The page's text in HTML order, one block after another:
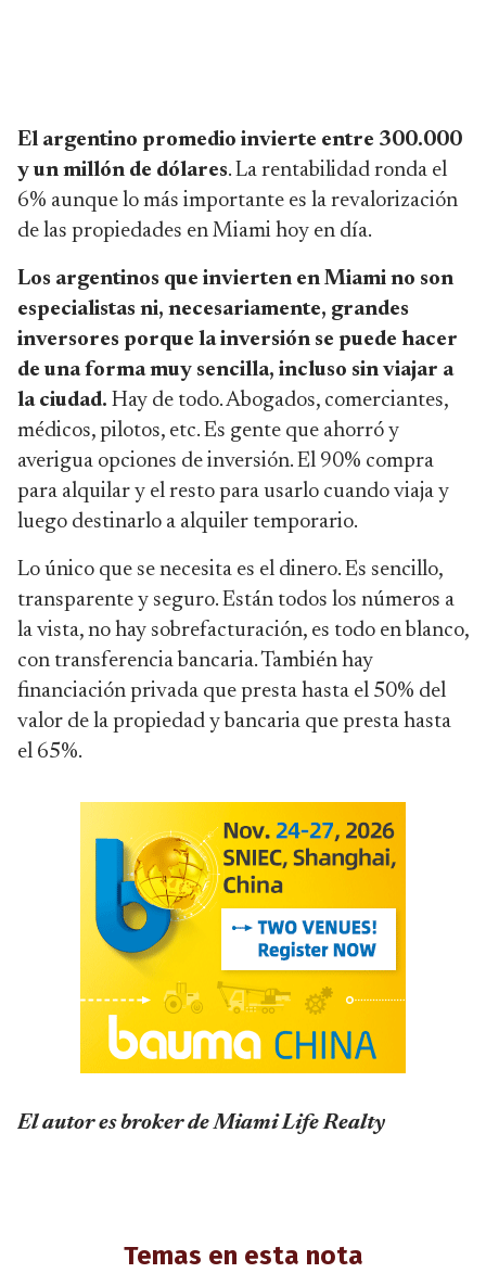
El argentino promedio invierte entre 300.000
y un millón de dólares. La rentabilidad ronda el
6% aunque lo más importante es la revalorización
de las propiedades en Miami hoy en día.
Los argentinos que invierten en Miami no son
especialistas ni, necesariamente, grandes
inversores porque la inversión se puede hacer
de una forma muy sencilla, incluso sin viajar a
la ciudad. Hay de todo. Abogados, comerciantes,
médicos, pilotos, etc. Es gente que ahorró y
averigua opciones de inversión. El 90% compra
para alquilar y el resto para usarlo cuando viaja y
luego destinarlo a alquiler temporario.
Lo único que se necesita es el dinero. Es sencillo,
transparente y seguro. Están todos los números a
la vista, no hay sobrefacturación, es todo en blanco,
con transferencia bancaria. También hay
financiación privada que presta hasta el 50% del
valor de la propiedad y bancaria que presta hasta
el 65%.
El autor es broker de Miami Life Realty
Temas en esta nota